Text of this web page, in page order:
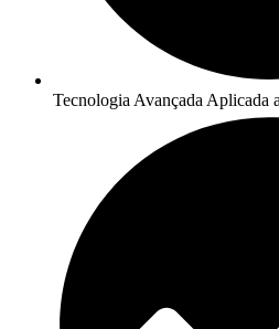
Tecnologia Avançada Aplicada